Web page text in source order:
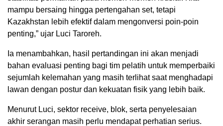
mampu bersaing hingga pertengahan set, tetapi
Kazakhstan lebih efektif dalam mengonversi poin-poin
penting,” ujar Luci Taroreh.
Ia menambahkan, hasil pertandingan ini akan menjadi
bahan evaluasi penting bagi tim pelatih untuk memperbaiki
sejumlah kelemahan yang masih terlihat saat menghadapi
lawan dengan postur dan kekuatan fisik yang lebih baik.
Menurut Luci, sektor receive, blok, serta penyelesaian
akhir serangan masih perlu mendapat perhatian serius.